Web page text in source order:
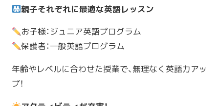
親子それぞれに最適な英語レッスン
お子様：ジュニア英語プログラム
保護者：一般英語プログラム
年齢やレベルに合わせた授業で、無理なく英語力アッ
プ！